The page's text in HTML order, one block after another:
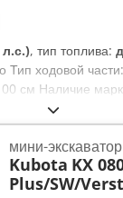
л.с.), тип топлива:
Тип ходовой
см Наличие
вид:
мини-экскаватор
Kubota KX
Plus/SW/